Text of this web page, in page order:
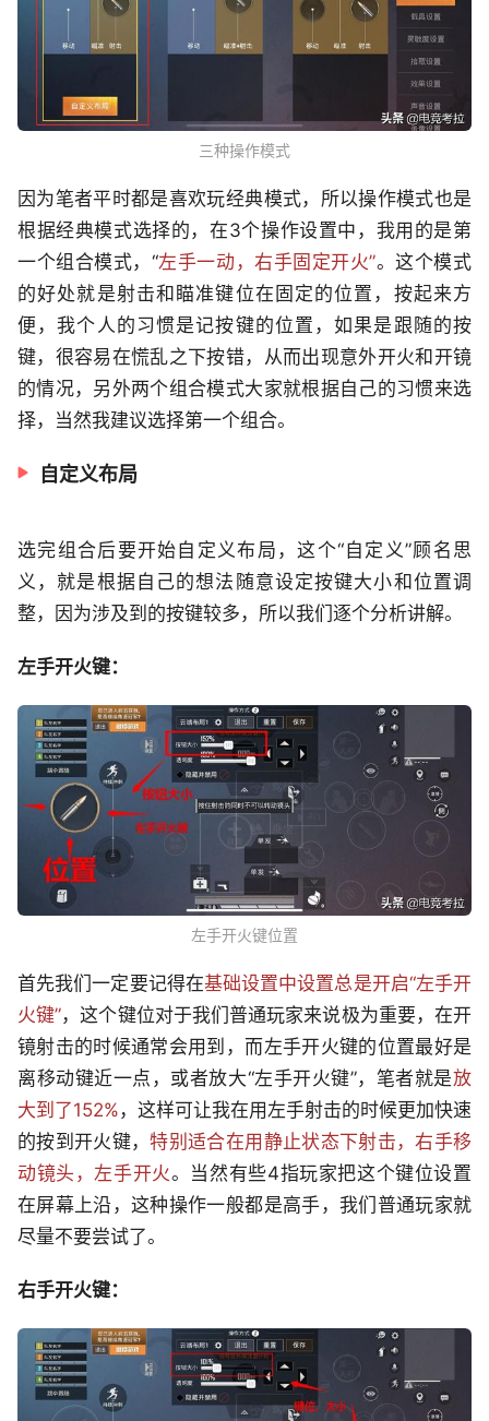
三种操作模式
因为笔者平时都是喜欢玩经典模式，所以操作模式也是
根据经典模式选择的，在3个操作设置中，我用的是第
一个组合模式，“左手一动，右手固定开火”。这个模式
的好处就是射击和瞄准键位在固定的位置，按起来方
便，我个人的习惯是记按键的位置，如果是跟随的按
键，很容易在慌乱之下按错，从而出现意外开火和开镜
的情况，另外两个组合模式大家就根据自己的习惯来选
择，当然我建议选择第一个组合。
自定义布局
选完组合后要开始自定义布局，这个“自定义”顾名思
义，就是根据自己的想法随意设定按键大小和位置调
整，因为涉及到的按键较多，所以我们逐个分析讲解。
左手开火键：
左手开火键位置
首先我们一定要记得在基础设置中设置总是开启“左手开
火键”，这个键位对于我们普通玩家来说极为重要，在开
镜射击的时候通常会用到，而左手开火键的位置最好是
离移动键近一点，或者放大“左手开火键”，笔者就是放
大到了152% ，这样可让我在用左手射击的时候更加快速
的按到开火键，特别适合在用静止状态下射击，右手移
动镜头，左手开火。当然有些4指玩家把这个键位设置
在屏幕上沿，这种操作一般都是高手，我们普通玩家就
尽量不要尝试了。
右手开火键：